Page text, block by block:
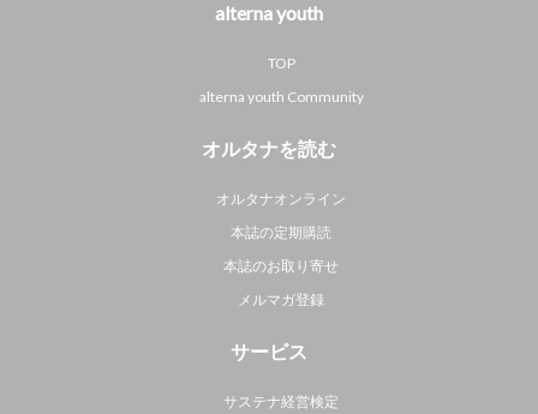
alterna youth
TOP
alterna youth Community
オルタナを読む
オルタナオンライン
本誌の定期購読
本誌のお取り寄せ
メルマガ登録
サービス
サステナ経営検定